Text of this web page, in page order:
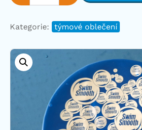
množství
Kategorie: týmové oblečení